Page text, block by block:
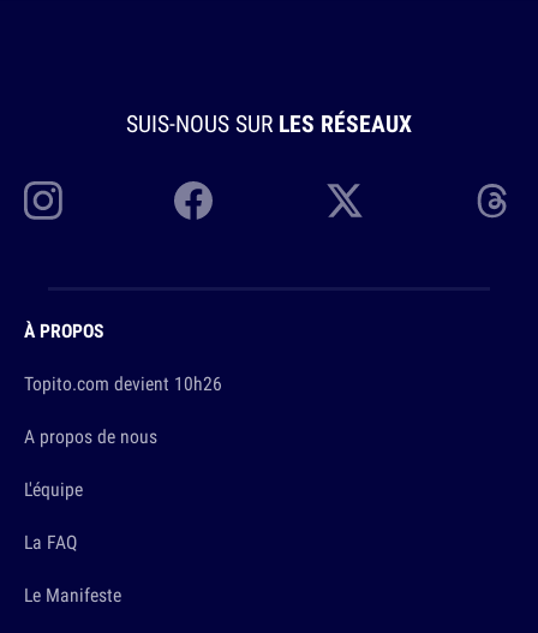
SUIS-NOUS SUR LES RÉSEAUX
À PROPOS
Topito.com devient 10h26
A propos de nous
L'équipe
La FAQ
Le Manifeste